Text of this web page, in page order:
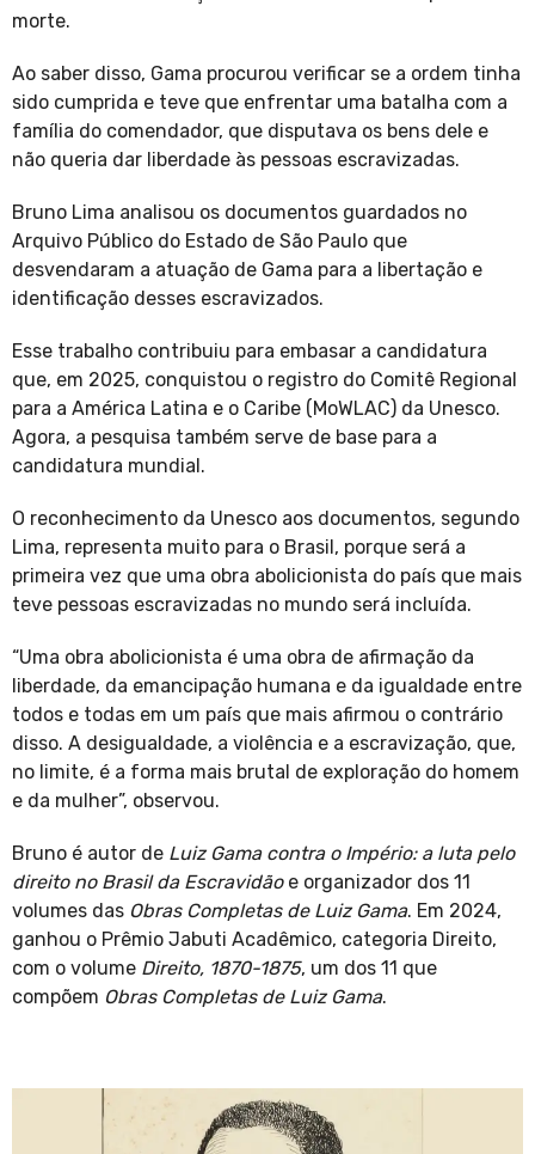
morte.
Ao saber disso, Gama procurou verificar se a ordem tinha
sido cumprida e teve que enfrentar uma batalha com a
família do comendador, que disputava os bens dele e
não queria dar liberdade às pessoas escravizadas.
Bruno Lima analisou os documentos guardados no
Arquivo Público do Estado de São Paulo que
desvendaram a atuação de Gama para a libertação e
identificação desses escravizados.
Esse trabalho contribuiu para embasar a candidatura
que, em 2025, conquistou o registro do Comitê Regional
para a América Latina e o Caribe (MoWLAC) da Unesco.
Agora, a pesquisa também serve de base para a
candidatura mundial.
O reconhecimento da Unesco aos documentos, segundo
Lima, representa muito para o Brasil, porque será a
primeira vez que uma obra abolicionista do país que mais
teve pessoas escravizadas no mundo será incluída.
“Uma obra abolicionista é uma obra de afirmação da
liberdade, da emancipação humana e da igualdade entre
todos e todas em um país que mais afirmou o contrário
disso. A desigualdade, a violência e a escravização, que,
no limite, é a forma mais brutal de exploração do homem
e da mulher”, observou.
Bruno é autor de Luiz Gama contra o Império: a luta pelo
direito no Brasil da Escravidãoe organizador dos 11
volumes das Obras Completas de Luiz Gama. Em 2024,
ganhou o Prêmio Jabuti Acadêmico, categoria Direito,
com o volume Direito, 1870-1875, um dos 11 que
compõem Obras Completas de Luiz Gama.